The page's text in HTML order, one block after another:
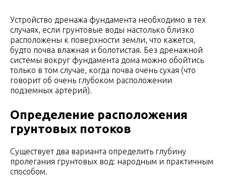
Устройство дренажа фундамента необходимо в тех
случаях, если грунтовые воды настолько близко
расположены к поверхности земли, что кажется,
будто почва влажная и болотистая. Без дренажной
системы вокруг фундамента дома можно обойтись
только в том случае, когда почва очень сухая (что
говорит об очень глубоком расположении
подземных артерий).
Определение расположения
грунтовых потоков
Существует два варианта определить глубину
пролегания грунтовых вод: народным и практичным
способом.